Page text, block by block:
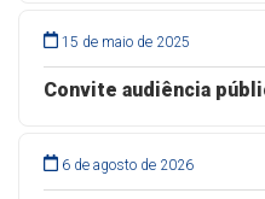
15 de maio de 2025
Convite audiência
6 de agosto de 2026